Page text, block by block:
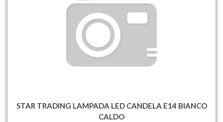
STAR TRADING LAMPADA LED CANDELA E14 BIANCO
CALDO